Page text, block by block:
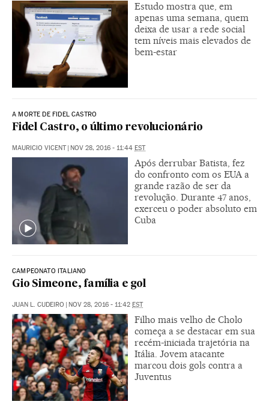
Estudo mostra que, em
apenas uma semana, quem
deixa de usar a rede social
tem níveis mais elevados de
bem-estar
A MORTE DE FIDEL CASTRO
Fidel Castro, o último revolucionário
MAURICIO VICENT NOV 28, 2016 - 11:44 EST
Após derrubar Batista, fez
do confronto com os EUA a
grande razão de ser da
revolução. Durante 47 anos,
exerceu o poder absoluto em
Cuba
CAMPEONATO ITALIANO
Gio Simeone, família e gol
JUAN L. CUDEIRO NOV 28, 2016 - 11:42 EST
Filho mais velho de Cholo
começa a se destacar em sua
recém-iniciada trajetória na
Itália. Jovem atacante
marcou dois gols contra a
Juventus